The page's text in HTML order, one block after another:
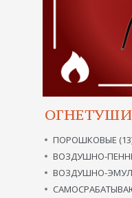
ПОРОШКОВЫЕ
ВОЗДУШНО-
ВОЗДУШНО-